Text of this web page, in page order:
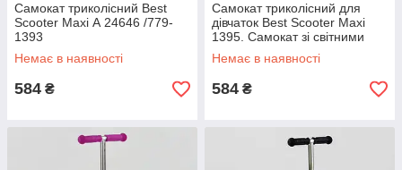
Самокат триколісний Best
Scooter Maxi А 24646 /779-
1393
Немає в наявності
584 ₴
Самокат триколісний для
дівчаток Best Scooter Maxi
1395. Самокат зі світними
колесами
Немає в наявності
584 ₴